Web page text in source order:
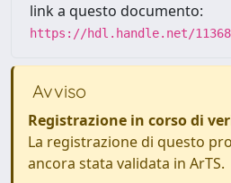
link a questo documento:
https://hdl.handle.net/
Avviso
Registrazione in corso di
La registrazione di questo
ancora stata validata in ArTS.